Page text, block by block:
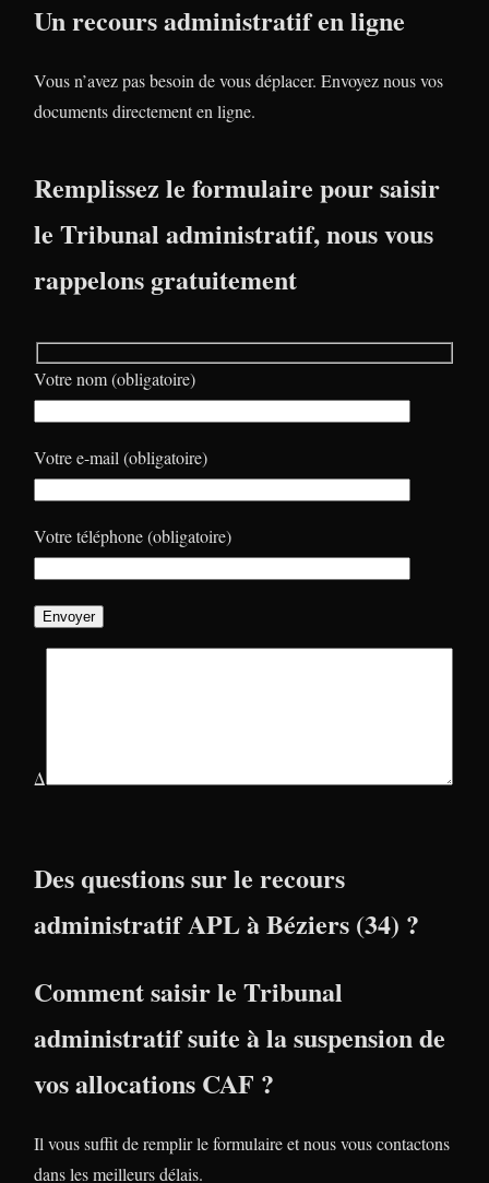
Un recours administratif en ligne
Vous n’avez pas besoin de vous déplacer. Envoyez nous vos
documents directement en ligne.
Remplissez le formulaire pour saisir
le Tribunal administratif, nous vous
rappelons gratuitement
Votre nom (obligatoire)
Votre e-mail (obligatoire)
Votre téléphone (obligatoire)
Δ
Des questions sur le recours
administratif APL à Béziers (34) ?
Comment saisir le Tribunal
administratif suite à la suspension de
vos allocations CAF ?
Il vous suffit de remplir le formulaire et nous vous contactons
dans les meilleurs délais.